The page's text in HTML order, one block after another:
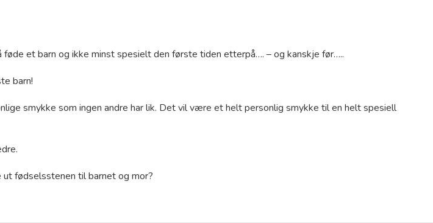
et barn og ikke minst spesielt den første tiden etterpå…. – og kanskje før…..
barn!
smykke som ingen andre har lik. Det vil være et helt personlig smykke til en helt spesiell
ut fødselsstenen til barnet og mor?